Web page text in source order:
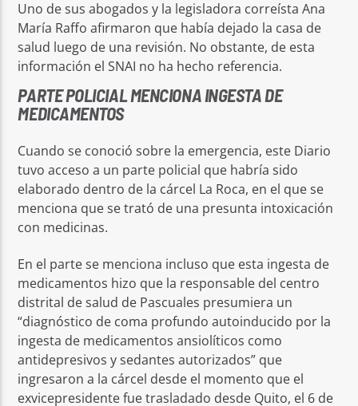
Uno de sus abogados y la legisladora correísta Ana
María Raffo afirmaron que había dejado la casa de
salud luego de una revisión. No obstante, de esta
información el SNAI no ha hecho referencia.
PARTE POLICIAL MENCIONA INGESTA DE
MEDICAMENTOS
Cuando se conoció sobre la emergencia, este Diario
tuvo acceso a un parte policial que habría sido
elaborado dentro de la cárcel La Roca, en el que se
menciona que se trató de una presunta intoxicación
con medicinas.
En el parte se menciona incluso que esta ingesta de
medicamentos hizo que la responsable del centro
distrital de salud de Pascuales presumiera un
“diagnóstico de coma profundo autoinducido por la
ingesta de medicamentos ansiolíticos como
antidepresivos y sedantes autorizados” que
ingresaron a la cárcel desde el momento que el
exvicepresidente fue trasladado desde Quito, el 6 de